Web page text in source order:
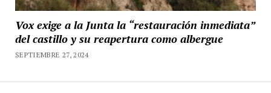
Vox exige a la Junta la “restauración inmediata”
del castillo y su reapertura como albergue
SEPTIEMBRE 27, 2024